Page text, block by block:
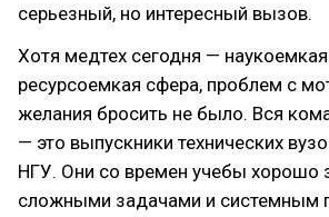
серьезный, но интересный вызов.
Хотя медтех сегодня —
ресурсоемкая сфера, проблем с
желания бросить не было. Вся
— это выпускники технических
НГУ. Они со времен учебы хорошо
сложными задачами и системным